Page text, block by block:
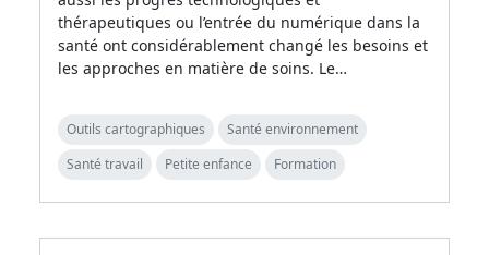
thérapeutiques ou l’entrée du numérique dans la
santé ont considérablement changé les besoins et
les approches en matière de soins. Le…
Outils cartographiques
Santé environnement
Santé travail
Petite enfance Formation